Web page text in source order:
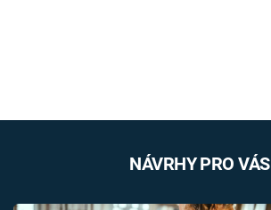
NÁVRHY PRO VÁS